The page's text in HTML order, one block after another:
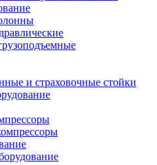
и страховочные стойки